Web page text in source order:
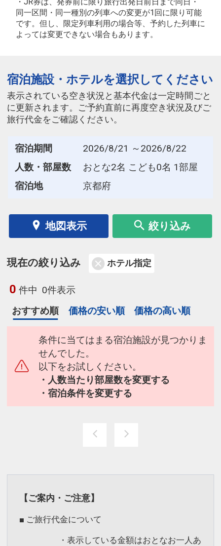
同一区間・同一種別の列車への変更が1回に限り可能
です。但し、限定列車利用の場合等、予約した列車に
よっては変更できない場合もあります。
宿泊施設・ホテルを選択してください
表示されている空き状況と基本代金は一定時間ごと
に更新されます。ご予約直前に再度空き状況及びご
旅行代金をご確認ください。
宿泊期間
2026/8/21 ～2026/8/22
人数・部屋数
おとな2名 こども0名 1部屋
宿泊地
京都府
地図表示 絞り込み
現在の絞り込み ホテル指定
0 件中 0件表示
おすすめ順
価格の安い順 価格の高い順
条件に当てはまる宿泊施設が見つかりま
せんでした。
以下をお試しください。
・人数当たり部屋数を変更する
・宿泊条件を変更する
【ご案内・ご注意】
■ ご旅行代金について
・表示している金額はおとなお一人あ